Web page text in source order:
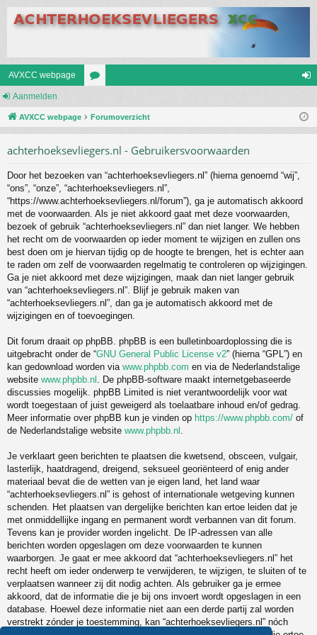
AVXCC webpage
u
s
m
Aanmelden
AVXCC webpage Forumoverzicht
achterhoeksevliegers.nl - Gebruikersvoorwaarden
Door het bezoeken van “achterhoeksevliegers.nl” (hierna genoemd “wij”,
“ons”, “onze”, “achterhoeksevliegers.nl”,
“https://www.achterhoeksevliegers.nl/forum”), ga je automatisch akkoord
met de voorwaarden. Als je niet akkoord gaat met deze voorwaarden,
bezoek of gebruik “achterhoeksevliegers.nl” dan niet langer. We hebben
het recht om de voorwaarden op ieder moment te wijzigen en zullen ons
best doen om je hiervan tijdig op de hoogte te brengen, het is echter aan
te raden om zelf de voorwaarden regelmatig te controleren op wijzigingen.
Ga je niet akkoord met deze wijzigingen, maak dan niet langer gebruik
van “achterhoeksevliegers.nl”. Blijf je gebruik maken van
“achterhoeksevliegers.nl”, dan ga je automatisch akkoord met de
wijzigingen en of toevoegingen.
Dit forum draait op phpBB. phpBB is een bulletinboardoplossing die is
uitgebracht onder de “GNU General Public License v2” (hierna “GPL”) en
kan gedownload worden via www.phpbb.com en via de Nederlandstalige
website www.phpbb.nl
. De phpBB-software maakt internetgebaseerde
discussies mogelijk. phpBB Limited is niet verantwoordelijk voor wat
wordt toegestaan of juist geweigerd als toelaatbare inhoud en/of gedrag.
Meer informatie over phpBB kun je vinden op https://www.phpbb.com/ of
de Nederlandstalige website www.phpbb.nl
Je verklaart geen berichten te plaatsen die kwetsend, obsceen, vulgair,
lasterlijk, haatdragend, dreigend, seksueel georiënteerd of enig ander
materiaal bevat die de wetten van je eigen land, het land waar
“achterhoeksevliegers.nl” is gehost of internationale wetgeving kunnen
schenden. Het plaatsen van dergelijke berichten kan ertoe leiden dat je
met onmiddellijke ingang en permanent wordt verbannen van dit forum.
Tevens kan je provider worden ingelicht. De IP-adressen van alle
berichten worden opgeslagen om deze voorwaarden te kunnen
waarborgen. Je gaat er mee akkoord dat “achterhoeksevliegers.nl” het
recht heeft om ieder onderwerp te verwijderen, te wijzigen, te sluiten of te
verplaatsen wanneer zij dit nodig achten. Als gebruiker ga je ermee
akkoord, dat de informatie die je bij ons invoert wordt opgeslagen in een
database. Hoewel deze informatie niet aan een derde partij zal worden
verstrekt zónder je toestemming, kan “achterhoeksevliegers.nl” nóch